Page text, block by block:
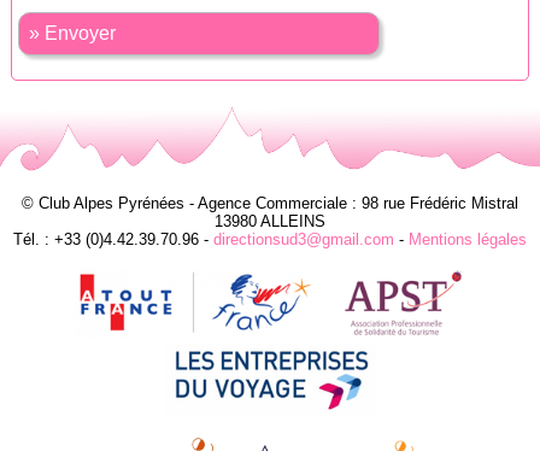
» Envoyer
© Club Alpes Pyrénées - Agence Commerciale : 98 rue Frédéric Mistral
13980 ALLEINS
Tél. : +33 (0)4.42.39.70.96 - directionsud3@gmail.com - Mentions légales